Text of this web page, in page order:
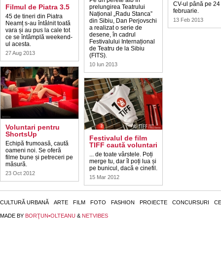
Filmul de Piatra 3.5
45 de tineri din Piatra
Neamț s-au întâlnit toată
vara și au pus la cale tot
ce se întâmplă weekend-
ul acesta.
27 Aug 2013
Voluntari pentru
ShortsUp
Echipă frumoasă, caută
oameni noi. Se oferă
filme bune și petreceri pe
măsură.
23 Oct 2012
prelungirea Teatrului
Național „Radu Stanca”
din Sibiu, Dan Perjovschi
a realizat o serie de
desene, în cadrul
Festivalului Internațional
de Teatru de la Sibiu
(FITS).
10 Iun 2013
Festivalul de film
TIFF caută voluntari
... de toate vârstele. Poți
merge tu, dar îl poți lua și
pe bunicul, dacă e cinefil.
15 Mar 2012
CV-ul până pe 24
februarie.
13 Feb 2013
CULTURĂ URBANĂ ARTE FILM FOTO FASHION PROIECTE CONCURSURI
MADE BY BORŢUN•OLTEANU & NETVIBES